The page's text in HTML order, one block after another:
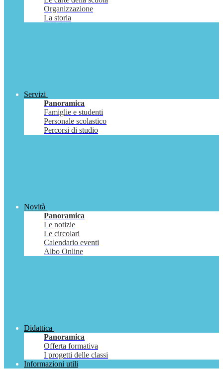
Organizzazione
La storia
Servizi
Panoramica
Famiglie e studenti
Personale scolastico
Percorsi di studio
Novità
Panoramica
Le notizie
Le circolari
Calendario eventi
Albo Online
Didattica
Panoramica
Offerta formativa
I progetti delle classi
Informazioni utili